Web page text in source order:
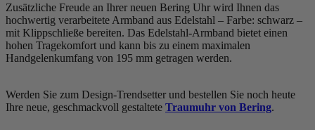
Zusätzliche Freude an Ihrer neuen Bering Uhr wird Ihnen das
hochwertig verarbeitete Armband aus Edelstahl – Farbe: schwarz –
mit Klippschließe bereiten. Das Edelstahl-Armband bietet einen
hohen Tragekomfort und kann bis zu einem maximalen
Handgelenkumfang von 195 mm getragen werden.
Werden Sie zum Design-Trendsetter und bestellen Sie noch heute
Ihre neue, geschmackvoll gestaltete Traumuhr von Bering.